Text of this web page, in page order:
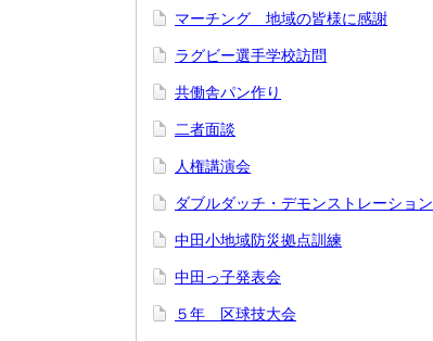
マーチング 地域の皆様に感謝
ラグビー選手学校訪問
共働舎パン作り
二者面談
人権講演会
ダブルダッチ・デモンストレーション
中田小地域防災拠点訓練
中田っ子発表会
５年 区球技大会